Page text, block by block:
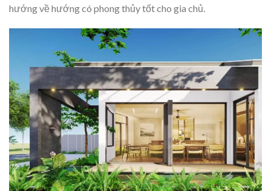
hướng về hướng có phong thủy tốt cho gia chủ.